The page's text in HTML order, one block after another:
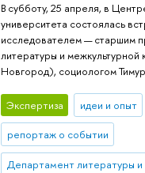
В субботу, 25 апреля, в
университета состоялась
исследователем — старшим
литературы и
Новгород), социологом
Экспертиза идеи и опыт
репортаж о событии
Департамент литературы и